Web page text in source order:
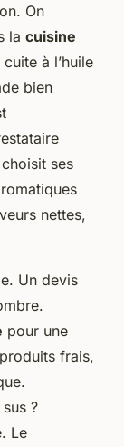
On
la cuisine
à l’huile
bien
ses
nettes,
Un devis
pour une
frais,
?
Le